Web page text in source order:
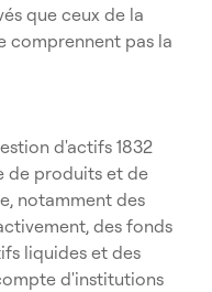
que ceux de la
comprennent pas la
d'actifs 1832
de produits et de
notamment des
des fonds
liquides et des
d'institutions